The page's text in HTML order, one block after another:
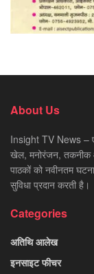
About Us
Insight TV News –
खेल, मनोरंजन, तकनीक
पाठकों को नवीनतम
सुविधा प्रदान करती है।
Categories
अतिथि आलेख
इनसाइट फीचर